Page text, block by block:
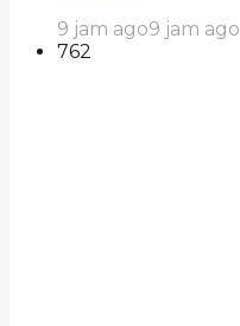
9 jam ago9 jam ago
762